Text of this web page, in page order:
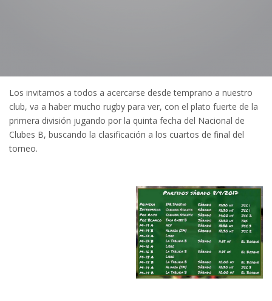
Los invitamos a todos a acercarse desde temprano a nuestro
club, va a haber mucho rugby para ver, con el plato fuerte de la
primera división jugando por la quinta fecha del Nacional de
Clubes B, buscando la clasificación a los cuartos de final del
torneo.